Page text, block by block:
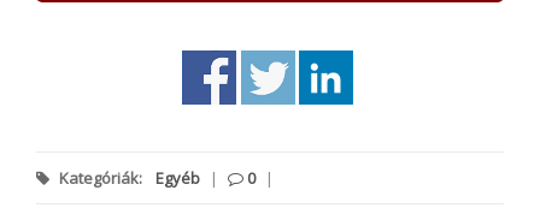
Kategóriák: Egyéb | 0 |